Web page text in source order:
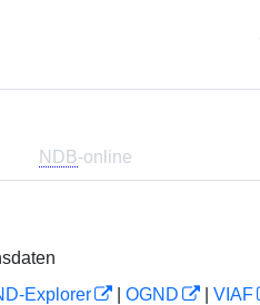
NDB-online
Explorer OGND VIAF